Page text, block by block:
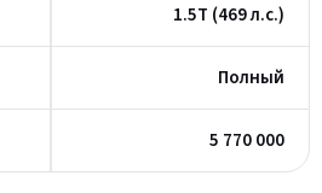
1.5T (469 л.с.)
Полный
5 770 000